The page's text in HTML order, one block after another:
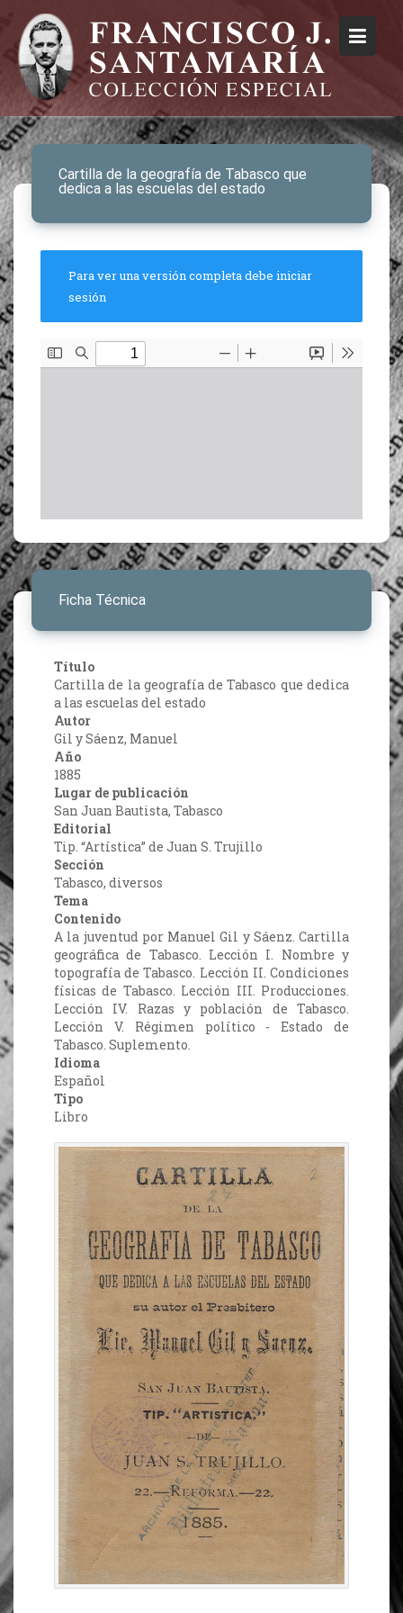
Cartilla de la geografía de Tabasco que
dedica a las escuelas del estado
Para ver una versión completa debe iniciar
sesión
Ficha Técnica
Título
Cartilla de la geografía de Tabasco que dedica
a las escuelas del estado
Autor
Gil y Sáenz, Manuel
Año
1885
Lugar de publicación
San Juan Bautista, Tabasco
Editorial
Tip. “Artística” de Juan S. Trujillo
Sección
Tabasco, diversos
Tema
Contenido
A la juventud por Manuel Gil y Sáenz. Cartilla
geográfica de Tabasco. Lección I. Nombre y
topografía de Tabasco. Lección II. Condiciones
físicas de Tabasco. Lección III. Producciones.
Lección IV. Razas y población de Tabasco.
Lección V. Régimen político - Estado de
Tabasco. Suplemento.
Idioma
Español
Tipo
Libro